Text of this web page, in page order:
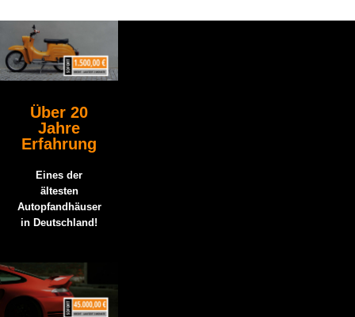
Über 20
Jahre
Erfahrung
Eines der
ältesten
Autopfandhäuser
in Deutschland!